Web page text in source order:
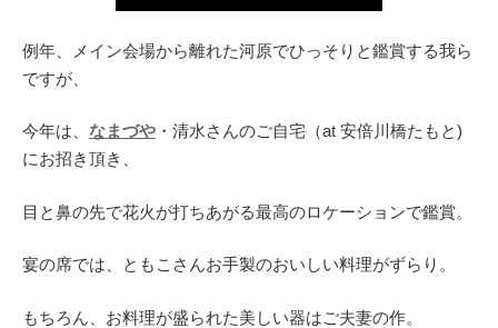
例年、メイン会場から離れた河原でひっそりと鑑賞する我ら
ですが、
今年は、 なまづや ・清水さんのご自宅（at 安倍川橋たもと)
にお招き頂き、
目と鼻の先で花火が打ちあがる最高のロケーションで鑑賞。
宴の席では、ともこさんお手製のおいしい料理がずらり。
もちろん、お料理が盛られた美しい器はご夫妻の作。